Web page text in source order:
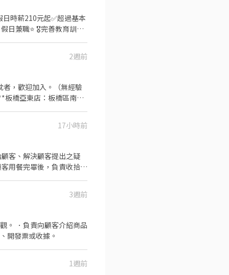
～5,000元獎金！ ⭕
、衛生知識及專業的烹飪
力及成果將有升遷加薪的
更多人有機會品嚐美味平
薪） 【介紹制
元介紹獎金！！！
2週前
者，歡迎加入。（無經驗
板橋亞東店：板橋區南雅
各項公益活動、品牌活動
17小時前
用餐完畢後，負責收拾碗
3週前
。 ．負責向顧客介紹商品
開發票或收據。
1週前